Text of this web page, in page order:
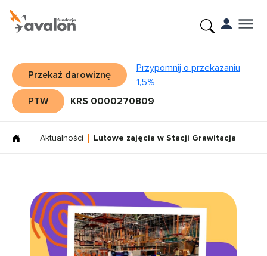
Przekaż darowiznę
Przypomnij o przekazaniu
1,5%
PTW
KRS 0000270809
Aktualności Lutowe zajęcia w Stacji Grawitacja